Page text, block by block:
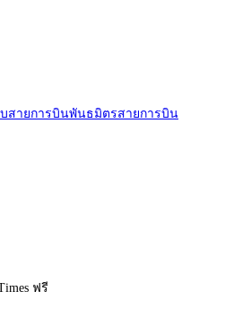
บสายการบินพันธมิตรสายการบิน
ฟรี